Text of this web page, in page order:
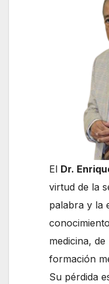
El Dr.
virtud de la
palabra y la
medicina,
formación
Su pérdida